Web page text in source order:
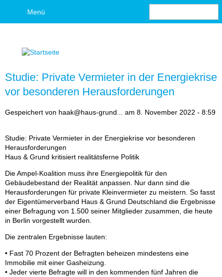
S
h
m
u
l
r
u
Menü
Studie: Private Vermieter in der Energiekrise
vor besonderen Herausforderungen
Gespeichert von haak@haus-grund... am 8. November 2022 - 8:59
Studie: Private Vermieter in der Energiekrise vor besonderen
Herausforderungen
Haus & Grund kritisiert realitätsferne Politik
Die Ampel-Koalition muss ihre Energiepolitik für den
Gebäudebestand der Realität anpassen. Nur dann sind die
Herausforderungen für private Kleinvermieter zu meistern. So fasst
der Eigentümerverband Haus & Grund Deutschland die Ergebnisse
einer Befragung von 1.500 seiner Mitglieder zusammen, die heute
in Berlin vorgestellt wurden.
Die zentralen Ergebnisse lauten:
• Fast 70 Prozent der Befragten beheizen mindestens eine
Immobilie mit einer Gasheizung.
• Jeder vierte Befragte will in den kommenden fünf Jahren die